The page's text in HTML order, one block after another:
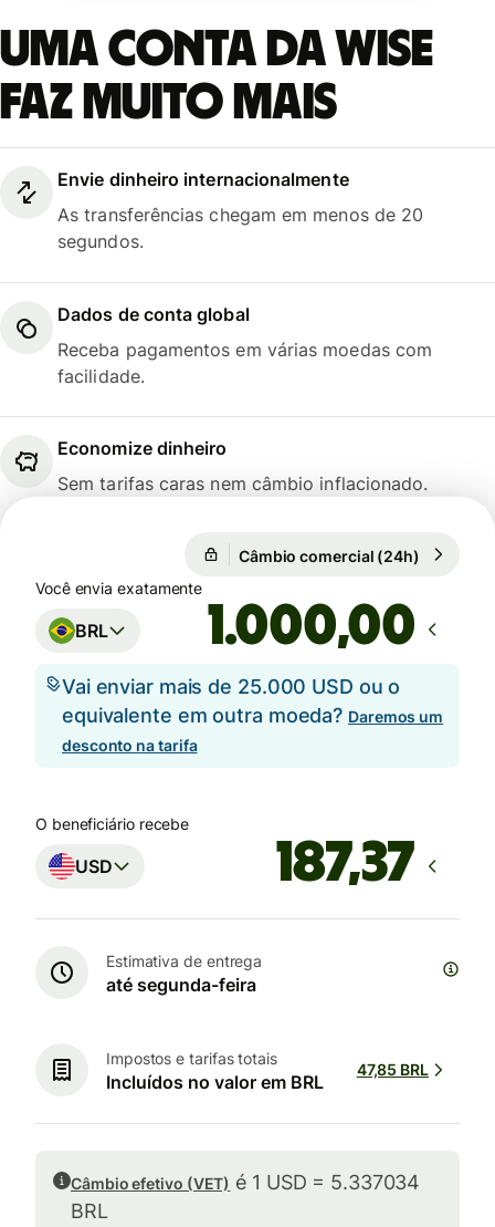
Uma conta da Wise
faz muito mais
Envie dinheiro internacionalmente
As transferências chegam em menos de 20
segundos.
Dados de conta global
Receba pagamentos em várias moedas com
facilidade.
Economize dinheiro
Sem tarifas caras nem câmbio inflacionado.
Câmbio comercial (24h)
Você envia exatamente
BRL ,00
Vai enviar mais de 25.000 USD ou o
equivalente em outra moeda? Daremos um
desconto na tarifa
O beneficiário recebe
USD
Estimativa de entrega
até segunda-feira
Impostos e tarifas totais
Incluídos no valor em BRL
47,85 BRL
Câmbio efetivo (VET) é 1 USD = 5.337034
BRL